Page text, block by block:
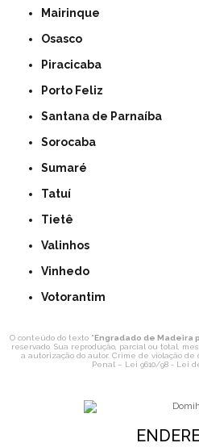
Mairinque
Osasco
Piracicaba
Porto Feliz
Santana de Parnaíba
Sorocaba
Sumaré
Tatuí
Tietê
Valinhos
Vinhedo
Votorantim
O conteúdo do texto "Engradado de Madeira
reservado. Sua reprodução, parcial ou total,
a autorização do autor. Crime de violação de
Penal – Lei 9610/98 - Lei